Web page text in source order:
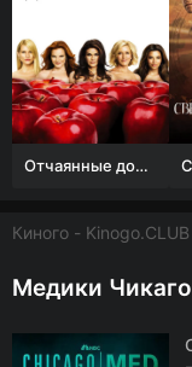
Отчаянные домохозяйки (1 сезон)
Киного -
Медики